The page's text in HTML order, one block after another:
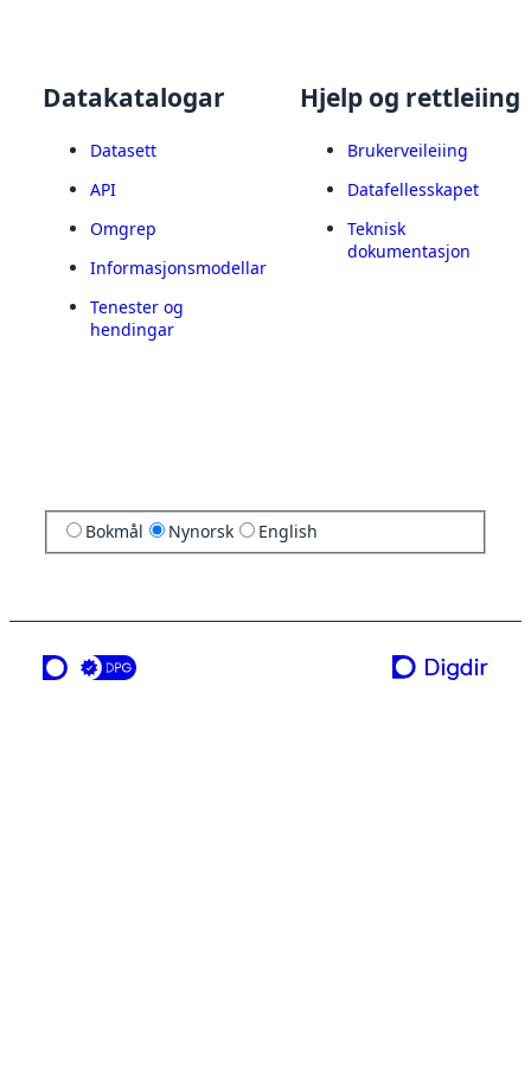
Datakatalogar
Datasett
API
Omgrep
Informasjonsmodellar
Tenester og
hendingar
Hjelp og rettleiing
Brukerveileiing
Datafellesskapet
Teknisk
dokumentasjon
Bokmål Nynorsk English